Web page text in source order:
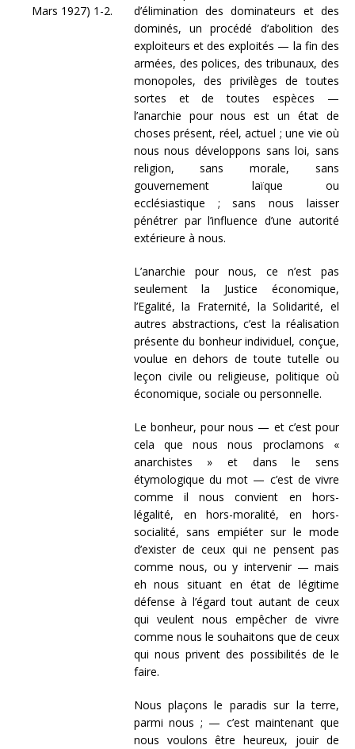
Mars 1927) 1-2.
d’élimination des dominateurs et des
dominés, un procédé d’abolition des
exploiteurs et des exploités — la fin des
armées, des polices, des tribunaux, des
monopoles, des privilèges de toutes
sortes et de toutes espèces —
l’anarchie pour nous est un état de
choses présent, réel, actuel ; une vie où
nous nous développons sans loi, sans
religion, sans morale, sans
gouvernement laïque ou
ecclésiastique ; sans nous laisser
pénétrer par l’influence d’une autorité
extérieure à nous.
L’anarchie pour nous, ce n’est pas
seulement la Justice économique,
l’Egalité, la Fraternité, la Solidarité, el
autres abstractions, c’est la réalisation
présente du bonheur individuel, conçue,
voulue en dehors de toute tutelle ou
leçon civile ou religieuse, politique où
économique, sociale ou personnelle.
Le bonheur, pour nous — et c’est pour
cela que nous nous proclamons «
anarchistes » et dans le sens
étymologique du mot — c’est de vivre
comme il nous convient en hors-
légalité, en hors-moralité, en hors-
socialité, sans empiéter sur le mode
d’exister de ceux qui ne pensent pas
comme nous, ou y intervenir — mais
eh nous situant en état de légitime
défense à l’égard tout autant de ceux
qui veulent nous empêcher de vivre
comme nous le souhaitons que de ceux
qui nous privent des possibilités de le
faire.
Nous plaçons le paradis sur la terre,
parmi nous ; — c’est maintenant que
nous voulons être heureux, jouir de